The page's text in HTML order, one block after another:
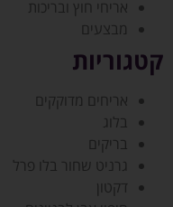
אריחי חוץ ובריכות
מבצעים
קטגוריות
אריחים מדוקקים
בלוג
בריקים
גרניט שחור בלו פרל
דקטון